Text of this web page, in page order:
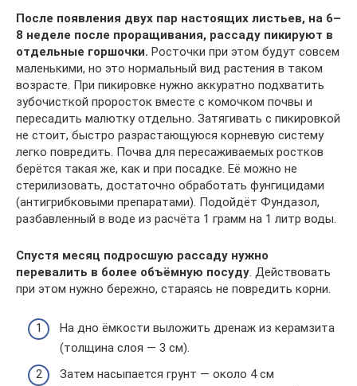
После появления двух пар настоящих листьев, на 6–
8 неделе после проращивания, рассаду пикируют в
отдельные горшочки. Росточки при этом будут совсем
маленькими, но это нормальный вид растения в таком
возрасте. При пикировке нужно аккуратно подхватить
зубочисткой проросток вместе с комочком почвы и
пересадить малютку отдельно. Затягивать с пикировкой
не стоит, быстро разрастающуюся корневую систему
легко повредить. Почва для пересаживаемых ростков
берётся такая же, как и при посадке. Её можно не
стерилизовать, достаточно обработать фунгицидами
(антигрибковыми препаратами). Подойдёт Фундазол,
разбавленный в воде из расчёта 1 грамм на 1 литр воды.
Спустя месяц подросшую рассаду нужно
перевалить в более объёмную посуду. Действовать
при этом нужно бережно, стараясь не повредить корни.
На дно ёмкости выложить дренаж из керамзита
(толщина слоя — 3 см).
Затем насыпается грунт — около 4 см